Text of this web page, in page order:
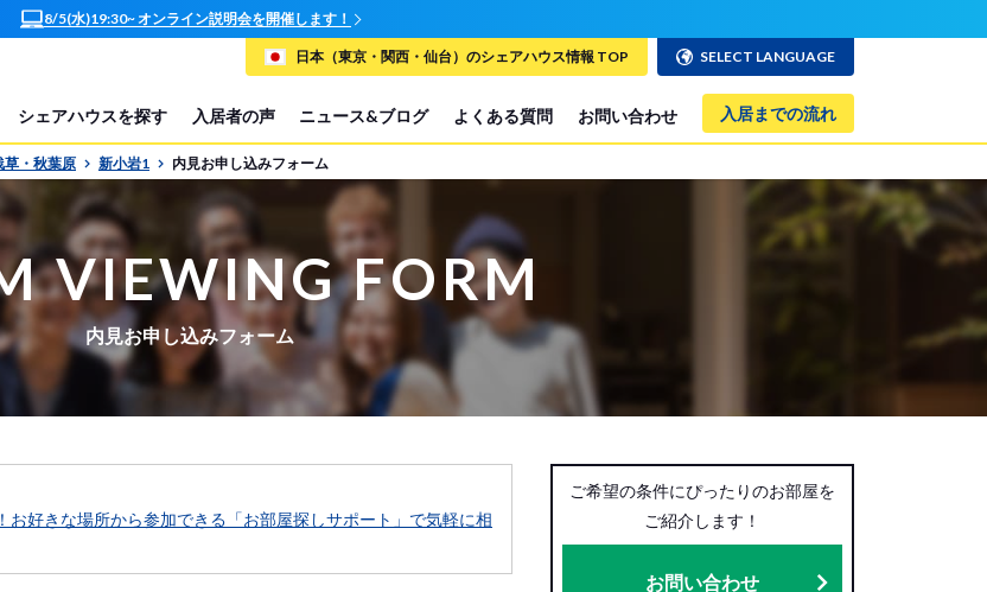
8/5(水)19:30~ オンライン説明会を開催します！
シェアハウスを探す 入居者の声 ニュース&ブログ よくある質問 お問い合わせ 入居までの流れ
日本（東京・関西・仙台）のシェアハウス情報 TOP SELECT LANGUAGE
草・秋葉原 新小岩1 内見お申し込みフォーム
VIEWING FORM
内見お申し込みフォーム
好きな場所から参加できる「お部屋探しサポート」で気軽に相
ご希望の条件にぴったりのお部屋を
ご紹介します！
お問い合わせ